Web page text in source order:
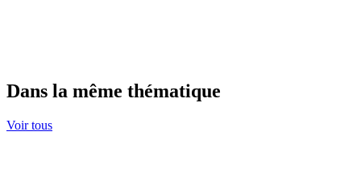
Dans la même thématique
Voir tous